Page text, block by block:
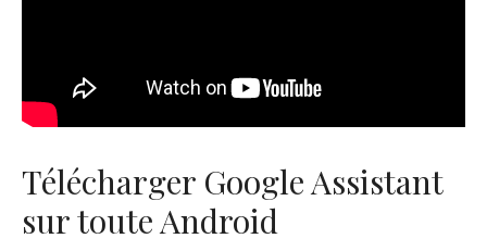
Télécharger Google Assistant
sur toute Android